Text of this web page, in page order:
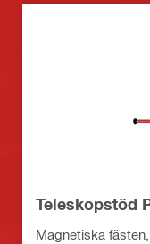
Teleskopstöd
Magnetiska